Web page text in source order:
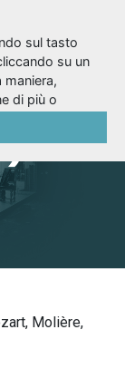
Molière,
sul tasto
su un
maniera,
di più o